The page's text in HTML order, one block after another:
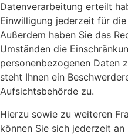
Datenverarbeitung erteilt
Einwilligung jederzeit für
Außerdem haben Sie das
Umständen die
personenbezogenen Daten
steht Ihnen ein
Aufsichtsbehörde zu.
Hierzu sowie zu weiteren
können Sie sich jederzeit an